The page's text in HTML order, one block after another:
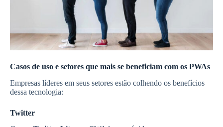
Casos de uso e setores que mais se beneficiam com os PWAs
Empresas líderes em seus setores estão colhendo os benefícios
dessa tecnologia:
Twitter